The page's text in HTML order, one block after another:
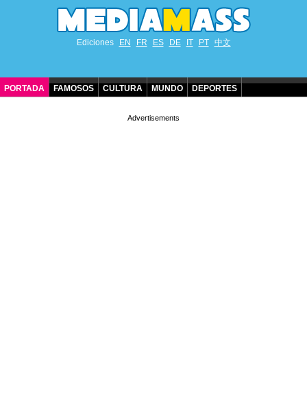
Ediciones EN FR ES DE IT PT 中文
PORTADA FAMOSOS CULTURA MUNDO DEPORTES